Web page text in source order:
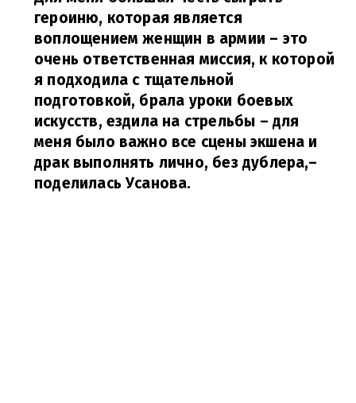
героиню, которая является
воплощением женщин в армии – это
очень ответственная миссия, к которой
я подходила с тщательной
подготовкой, брала уроки боевых
искусств, ездила на стрельбы – для
меня было важно все сцены экшена и
драк выполнять лично, без дублера,–
поделилась Усанова.